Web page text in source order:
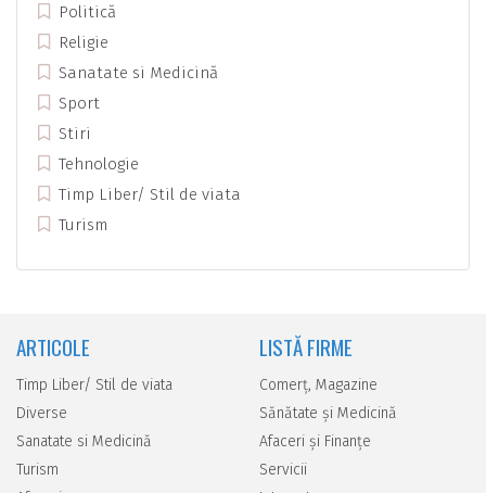
Politică
Religie
Sanatate si Medicină
Sport
Stiri
Tehnologie
Timp Liber/ Stil de viata
Turism
ARTICOLE
Timp Liber/ Stil de viata
Diverse
Sanatate si Medicină
Turism
LISTĂ FIRME
Comerţ, Magazine
Sănătate şi Medicină
Afaceri şi Finanţe
Servicii